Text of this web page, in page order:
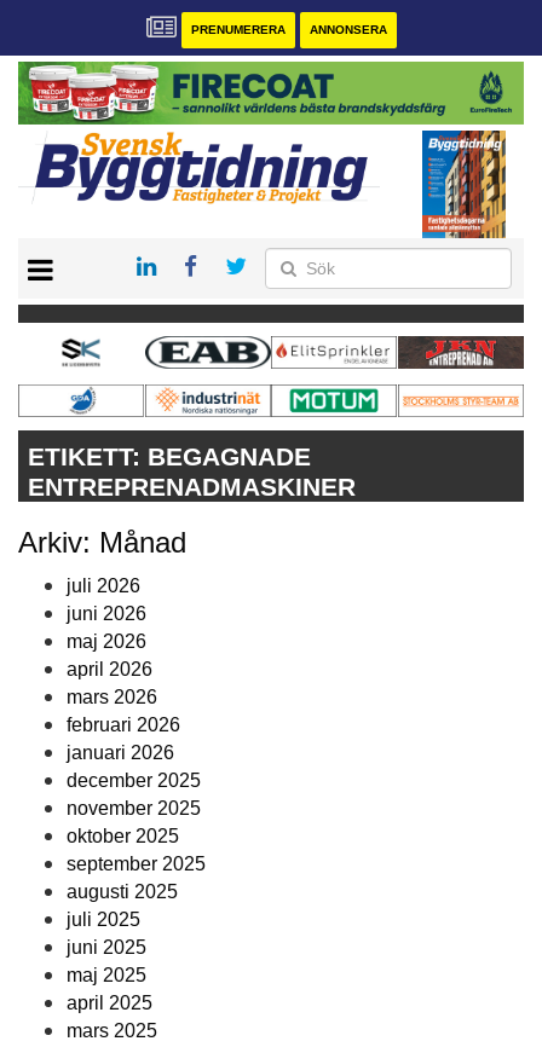
PRENUMERERA ANNONSERA
PRENUMERERA
VÅRA ANDRA MAGASIN
ANNONSERA
KONTAKT
ETIKETT: BEGAGNADE
ENTREPRENADMASKINER
Arkiv: Månad
juli 2026
juni 2026
maj 2026
april 2026
mars 2026
februari 2026
januari 2026
december 2025
november 2025
oktober 2025
september 2025
augusti 2025
juli 2025
juni 2025
maj 2025
april 2025
mars 2025